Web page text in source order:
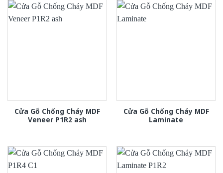
Cửa Gỗ Chống Cháy MDF
Veneer P1R2 ash
Cửa Gỗ Chống Cháy MDF
Laminate